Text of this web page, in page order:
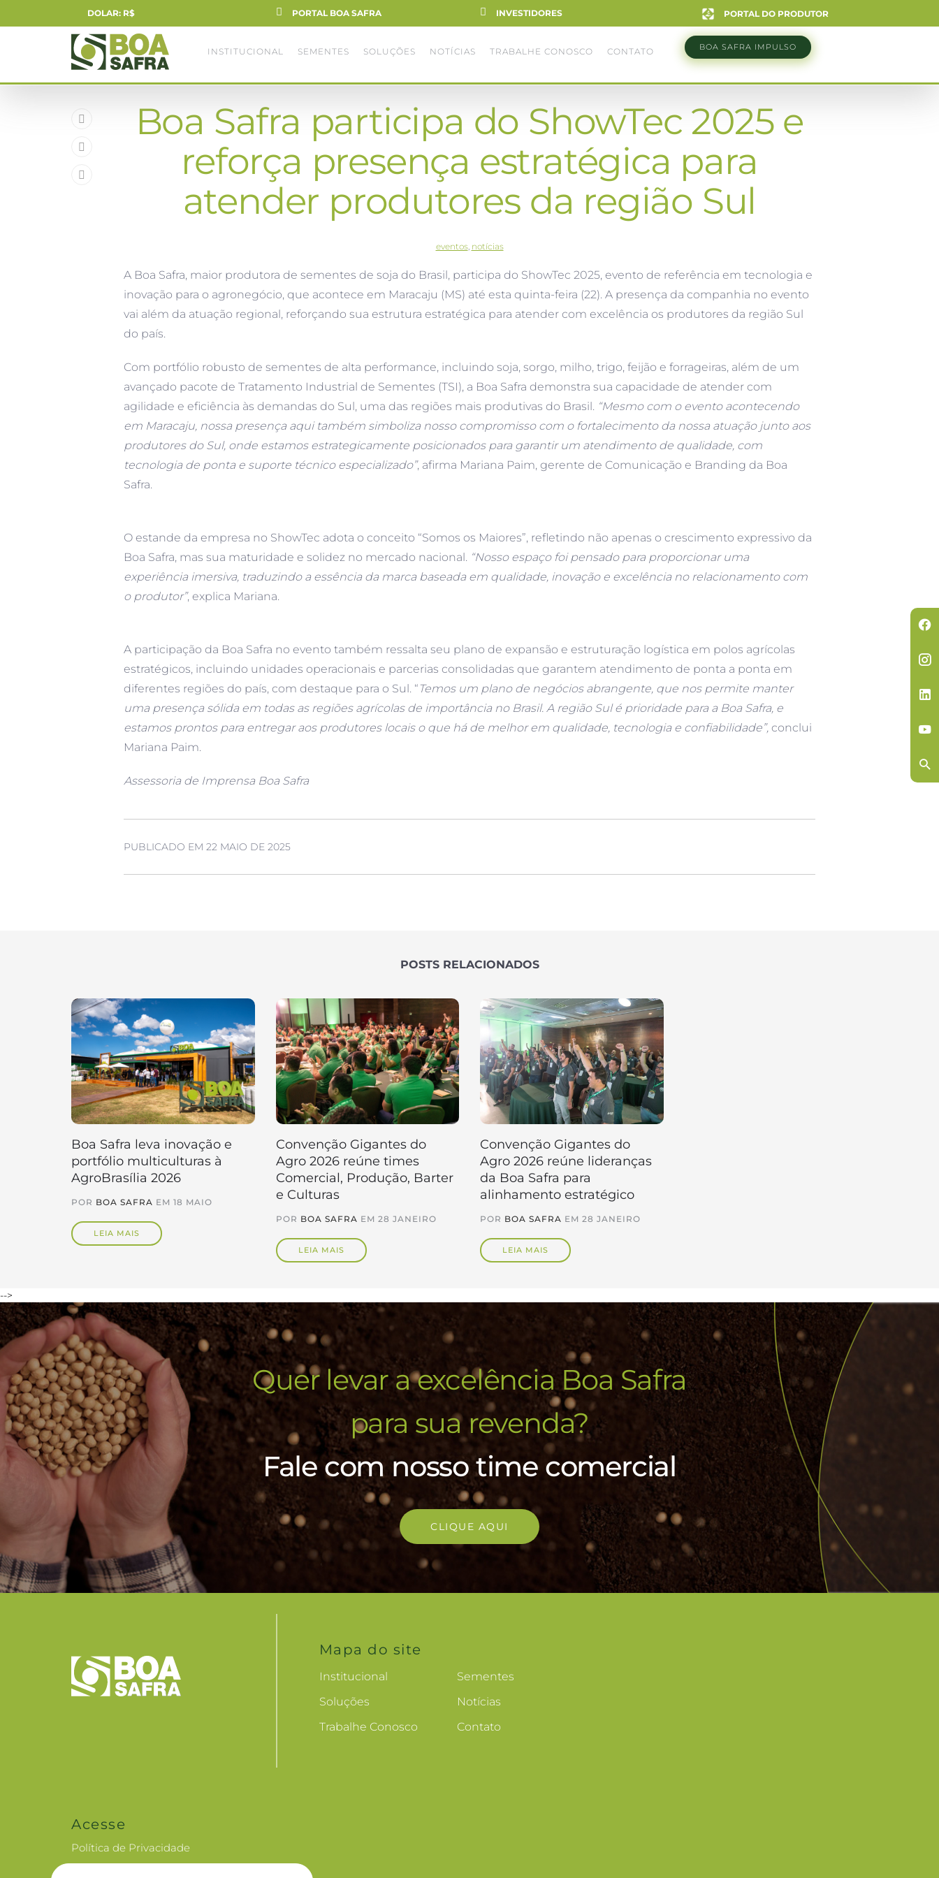
DOLAR: R$ PORTAL BOA SAFRA INVESTIDORES PORTAL DO PRODUTOR
INSTITUCIONAL SEMENTES SOLUÇÕES NOTÍCIAS TRABALHE CONOSCO CONTATO BOA SAFRA IMPULSO
Boa Safra participa do ShowTec 2025 e
reforça presença estratégica para
atender produtores da região Sul
eventos, notícias
A Boa Safra, maior produtora de sementes de soja do Brasil, participa do ShowTec 2025, evento de referência em tecnologia e
inovação para o agronegócio, que acontece em Maracaju (MS) até esta quinta-feira (22). A presença da companhia no evento
vai além da atuação regional, reforçando sua estrutura estratégica para atender com excelência os produtores da região Sul
do país.
Com portfólio robusto de sementes de alta performance, incluindo soja, sorgo, milho, trigo, feijão e forrageiras, além de um
avançado pacote de Tratamento Industrial de Sementes (TSI), a Boa Safra demonstra sua capacidade de atender com
agilidade e eficiência às demandas do Sul, uma das regiões mais produtivas do Brasil. “Mesmo com o evento acontecendo
em Maracaju, nossa presença aqui também simboliza nosso compromisso com o fortalecimento da nossa atuação junto aos
produtores do Sul, onde estamos estrategicamente posicionados para garantir um atendimento de qualidade, com
tecnologia de ponta e suporte técnico especializado”, afirma Mariana Paim, gerente de Comunicação e Branding da Boa
Safra.
O estande da empresa no ShowTec adota o conceito “Somos os Maiores”, refletindo não apenas o crescimento expressivo da
Boa Safra, mas sua maturidade e solidez no mercado nacional. “Nosso espaço foi pensado para proporcionar uma
experiência imersiva, traduzindo a essência da marca baseada em qualidade, inovação e excelência no relacionamento com
o produtor”, explica Mariana.
A participação da Boa Safra no evento também ressalta seu plano de expansão e estruturação logística em polos agrícolas
estratégicos, incluindo unidades operacionais e parcerias consolidadas que garantem atendimento de ponta a ponta em
diferentes regiões do país, com destaque para o Sul. “ Temos um plano de negócios abrangente, que nos permite manter
uma presença sólida em todas as regiões agrícolas de importância no Brasil. A região Sul é prioridade para a Boa Safra, e
estamos prontos para entregar aos produtores locais o que há de melhor em qualidade, tecnologia e confiabilidade”, conclui
Mariana Paim.
Assessoria de Imprensa Boa Safra
PUBLICADO EM 22 MAIO DE 2025
POSTS RELACIONADOS
Boa Safra leva inovação e
portfólio multiculturas à
AgroBrasília 2026
POR BOA SAFRA EM 18 MAIO
LEIA MAIS
Convenção Gigantes do
Agro 2026 reúne times
Comercial, Produção, Barter
e Culturas
POR BOA SAFRA EM 28 JANEIRO
LEIA MAIS
Convenção Gigantes do
Agro 2026 reúne lideranças
da Boa Safra para
alinhamento estratégico
POR BOA SAFRA EM 28 JANEIRO
LEIA MAIS
-->
Quer levar a excelência Boa Safra
para sua revenda?
Fale com nosso time comercial
CLIQUE AQUI
Mapa do site
Institucional
Sementes
Soluções
Notícias
Trabalhe Conosco
Contato
Acesse
Política de Privacidade